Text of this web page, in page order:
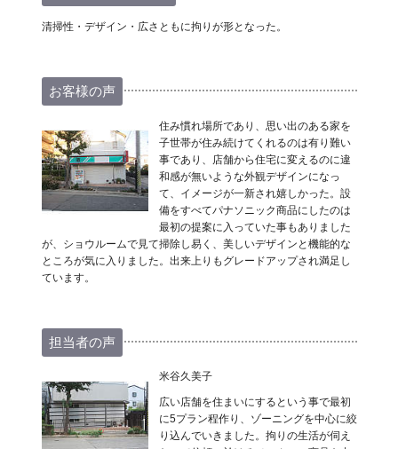
清掃性・デザイン・広さともに拘りが形となった。
お客様の声
住み慣れ場所であり、思い出のある家を
子世帯が住み続けてくれるのは有り難い
事であり、店舗から住宅に変えるのに違
和感が無いような外観デザインになっ
て、イメージが一新され嬉しかった。設
備をすべてパナソニック商品にしたのは
最初の提案に入っていた事もありました
が、ショウルームで見て掃除し易く、美しいデザインと機能的な
ところが気に入りました。出来上りもグレードアップされ満足し
ています。
担当者の声
米谷久美子
広い店舗を住まいにするという事で最初
に5プラン程作り、ゾーニングを中心に絞
り込んでいきました。拘りの生活が伺え